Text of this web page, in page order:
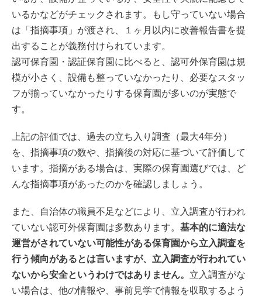
いるかなどがチェックされます。もし守っていない場合
は「指摘事項」が渡され、１ヶ月以内に改善報告書を提
出することが義務付けられています。
認可保育園・認証保育園に比べると、認可外保育園は規
模が小さく、設備も整っていなかったり、必要なスタッ
フが揃っていなかったりする保育園が多いのが実態で
す。
上記の評価では、過去の立ち入り調査（最大4年分）
を、指摘事項の数や、指摘後の対応に基づいて評価して
います。指摘がある場合は、実際の保育園選びでは、ど
んな指摘事項があったのかを確認しましょう。
また、自治体の職員不足などにより、立入調査が行われ
ていない認可外保育園は多数あります。 基本的に適法な
運営がされていない可能性がある保育園から立入調査を
行う傾向があるとは言いますが、立入調査が行われてい
ないから安全というわけではありません。 立入調査がな
い場合は、他の情報や、事前見学で情報を収取するよう